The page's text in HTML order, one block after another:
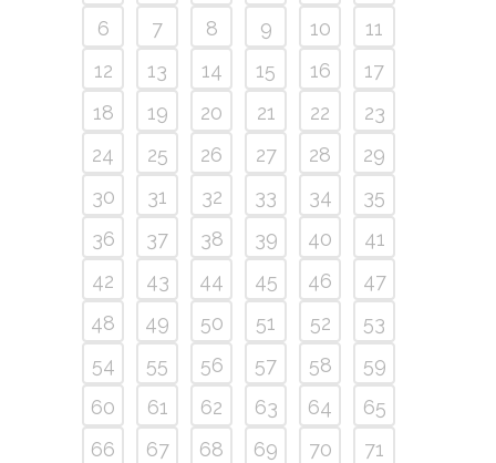
6
7 8 9 10
11
12
13 14 15 16
17
18
19 20 21 22
23
24
25 26 27 28
29
30
31 32 33 34
35
36
37 38 39 40
41
42
43 44 45 46
47
48
49 50 51 52
53
54
55 56 57 58
59
60
61 62 63 64
65
66
67 68 69 70
71